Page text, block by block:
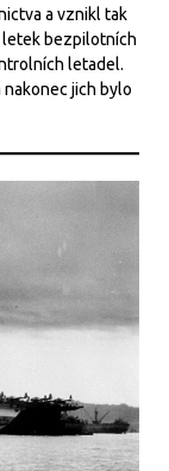
a vznikl tak
letek bezpilotních
letadel.
jich bylo